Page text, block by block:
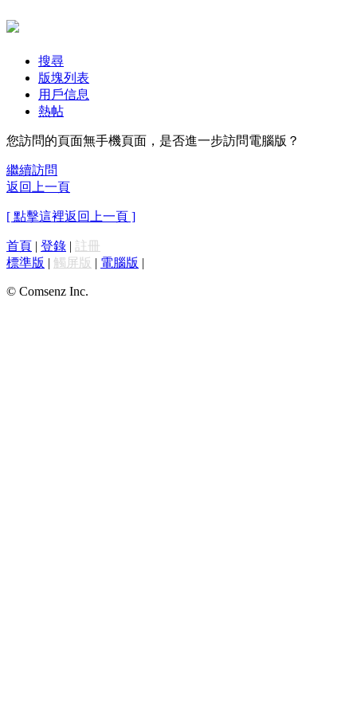
搜尋
版塊列表
用戶信息
熱帖
您訪問的頁面無手機頁面，是否進一步訪問電腦版？
繼續訪問
返回上一頁
[ 點擊這裡返回上一頁 ]
首頁 | 登錄 | 註冊
標準版 | 觸屏版 | 電腦版 |
© Comsenz Inc.